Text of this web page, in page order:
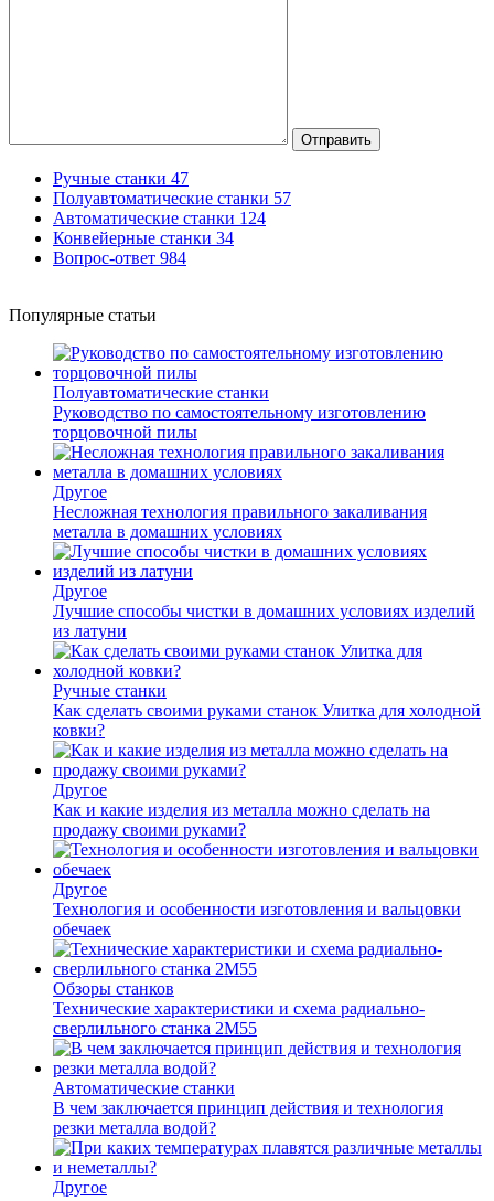
Отправить
Ручные станки 47
Полуавтоматические станки 57
Автоматические станки 124
Конвейерные станки 34
Вопрос-ответ 984
Популярные статьи
Полуавтоматические станки
Руководство по самостоятельному изготовлению
торцовочной пилы
Другое
Несложная технология правильного закаливания
металла в домашних условиях
Другое
Лучшие способы чистки в домашних условиях изделий
из латуни
Ручные станки
Как сделать своими руками станок Улитка для холодной
ковки?
Другое
Как и какие изделия из металла можно сделать на
продажу своими руками?
Другое
Технология и особенности изготовления и вальцовки
обечаек
Обзоры станков
Технические характеристики и схема радиально-
сверлильного станка 2М55
Автоматические станки
В чем заключается принцип действия и технология
резки металла водой?
Другое